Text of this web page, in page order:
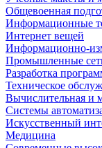
Общевоенная
Информационные
Интернет вещей
Информационно-
Промышленные
Разработка
Техническое
Вычислительная и
Системы
Искусственный
Медицина